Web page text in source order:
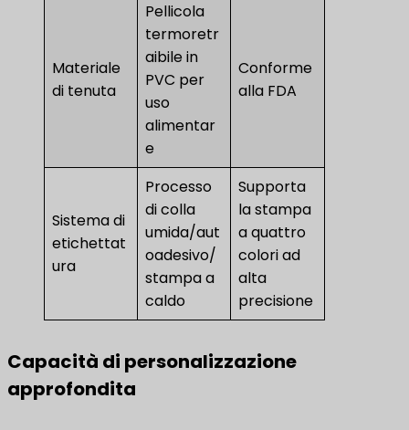
Materiale
di tenuta
Pellicola
termoretr
aibile in
PVC per
uso
alimentar
e
Conforme
alla FDA
Sistema di
etichettat
ura
Processo
di colla
umida/aut
oadesivo/
stampa a
caldo
Supporta
la stampa
a quattro
colori ad
alta
precisione
Capacità di personalizzazione
approfondita